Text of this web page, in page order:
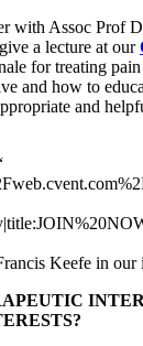
with Assoc Prof
a lecture at our
for treating
and how to
and
Keefe in our